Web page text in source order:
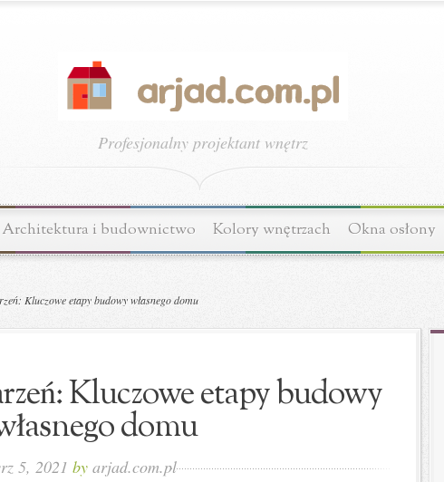
Profesjonalny projektant wnętrz
Architektura i budownictwo Kolory wnętrzach Okna osłony
Kluczowe etapy budowy własnego domu
Kluczowe etapy budowy
domu
5, 2021 by arjad.com.pl